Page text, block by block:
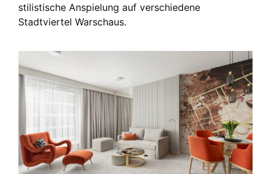
stilistische Anspielung auf verschiedene
Stadtviertel Warschaus.